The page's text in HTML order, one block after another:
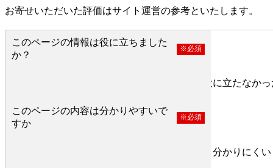
お寄せいただいた評価はサイト運営の参考といたします。
このページの情報は役に立ちました
か？
※必須
役に立たなか
このページの内容は分かりやすいで
すか
※必須
分かりにくい